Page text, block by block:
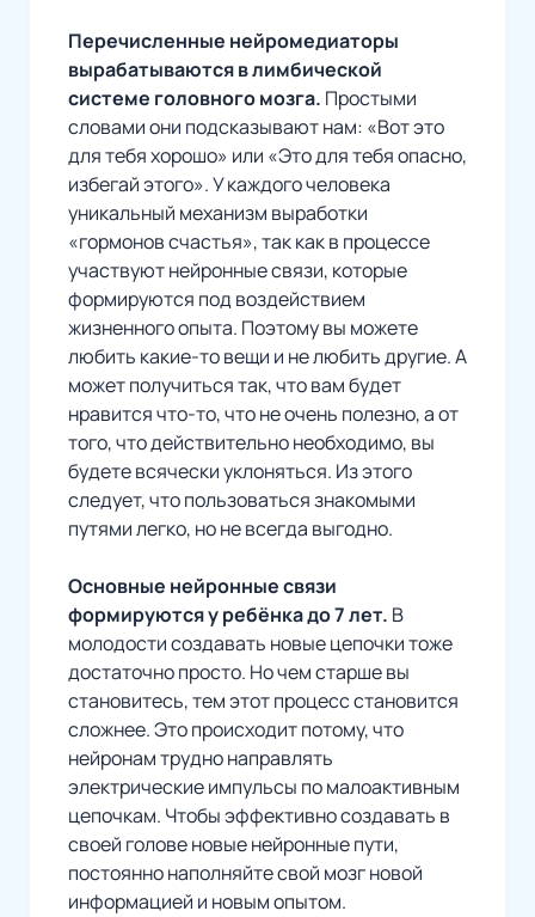
Перечисленные нейромедиаторы
вырабатываются в лимбической
системе головного мозга. Простыми
словами они подсказывают нам: «Вот это
для тебя хорошо» или «Это для тебя опасно,
избегай этого». У каждого человека
уникальный механизм выработки
«гормонов счастья», так как в процессе
участвуют нейронные связи, которые
формируются под воздействием
жизненного опыта. Поэтому вы можете
любить какие-то вещи и не любить другие. А
может получиться так, что вам будет
нравится что-то, что не очень полезно, а от
того, что действительно необходимо, вы
будете всячески уклоняться. Из этого
следует, что пользоваться знакомыми
путями легко, но не всегда выгодно.
Основные нейронные связи
формируются у ребёнка до 7 лет. В
молодости создавать новые цепочки тоже
достаточно просто. Но чем старше вы
становитесь, тем этот процесс становится
сложнее. Это происходит потому, что
нейронам трудно направлять
электрические импульсы по малоактивным
цепочкам. Чтобы эффективно создавать в
своей голове новые нейронные пути,
постоянно наполняйте свой мозг новой
информацией и новым опытом.